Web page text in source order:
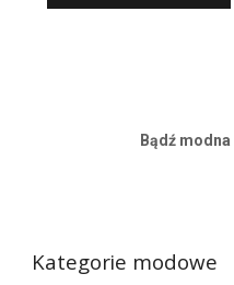
420,00 zł.320,00 zł.
Bądź modna
Kategorie modowe